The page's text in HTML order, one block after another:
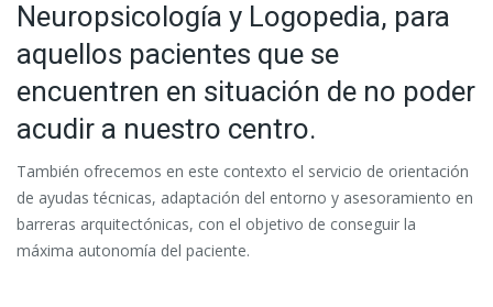
Neuropsicología y Logopedia, para
aquellos pacientes que se
encuentren en situación de no poder
acudir a nuestro centro.
También ofrecemos en este contexto el servicio de orientación
de ayudas técnicas, adaptación del entorno y asesoramiento en
barreras arquitectónicas, con el objetivo de conseguir la
máxima autonomía del paciente.